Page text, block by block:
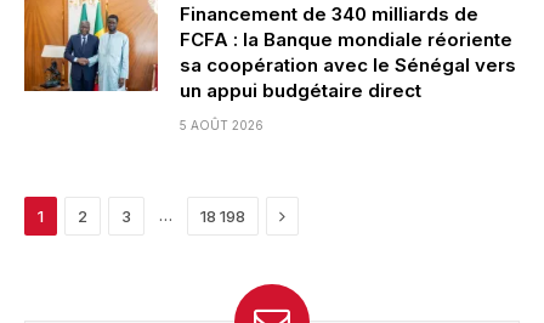
Financement de 340 milliards de
FCFA : la Banque mondiale réoriente
sa coopération avec le Sénégal vers
un appui budgétaire direct
5 AOÛT 2026
1 2 3 … 18 198 Next